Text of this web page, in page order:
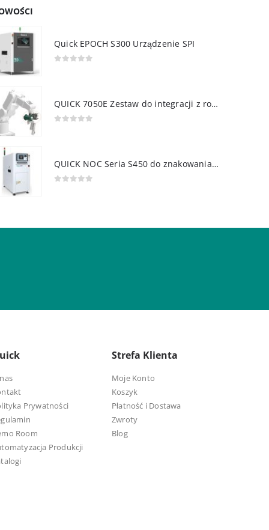
Quick EPOCH S300 Urządzenie SPI
QUICK 7050E Zestaw do integracji z robotem
QUICK NOC Seria S450 do znakowania PCB
Prywatności
Room
Produkcji
Strefa Klienta
Moje Konto
Koszyk
Płatność i Dostawa
Zwroty
Blog